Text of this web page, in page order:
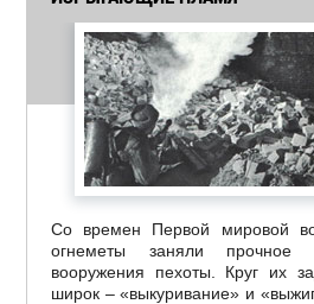
Со времен Первой мировой
огнеметы заняли
вооружения пехоты. Круг их
широк – «выкуривание» и